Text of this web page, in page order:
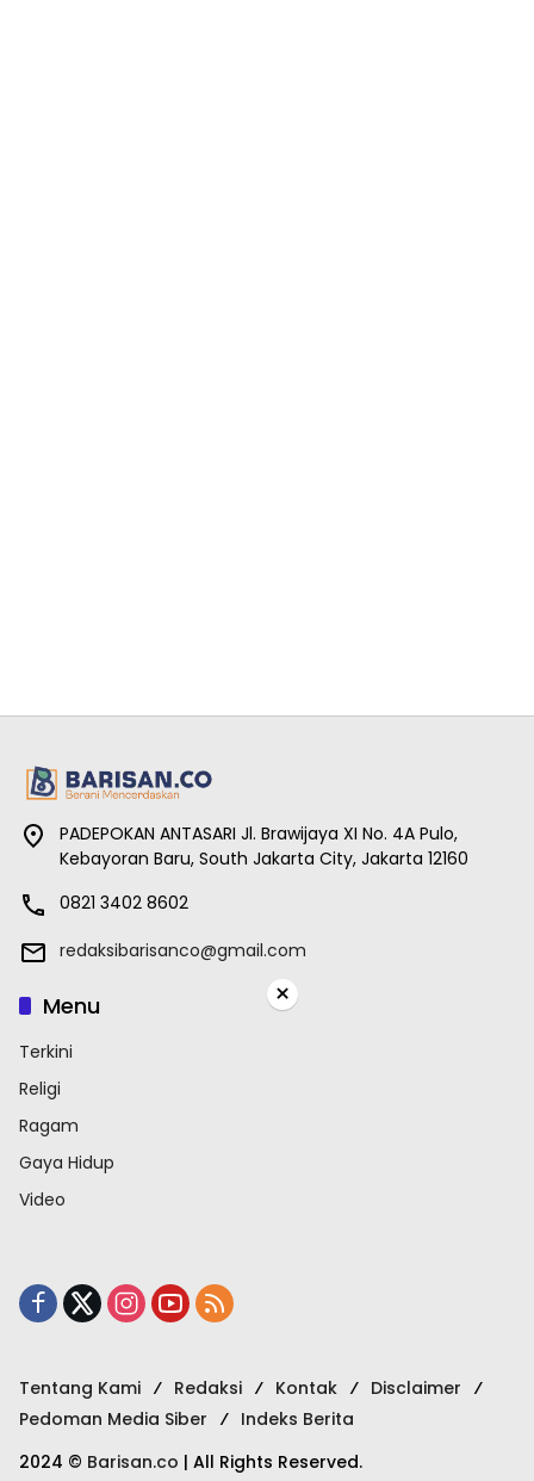
PADEPOKAN ANTASARI Jl. Brawijaya XI No. 4A Pulo,
Kebayoran Baru, South Jakarta City, Jakarta 12160
0821 3402 8602
redaksibarisanco@gmail.com
Menu
Terkini
Religi
Ragam
Gaya Hidup
Video
Tentang Kami Redaksi Kontak
Disclaimer
Pedoman Media Siber
Indeks Berita
2024 © Barisan.co | All Rights Reserved.
×